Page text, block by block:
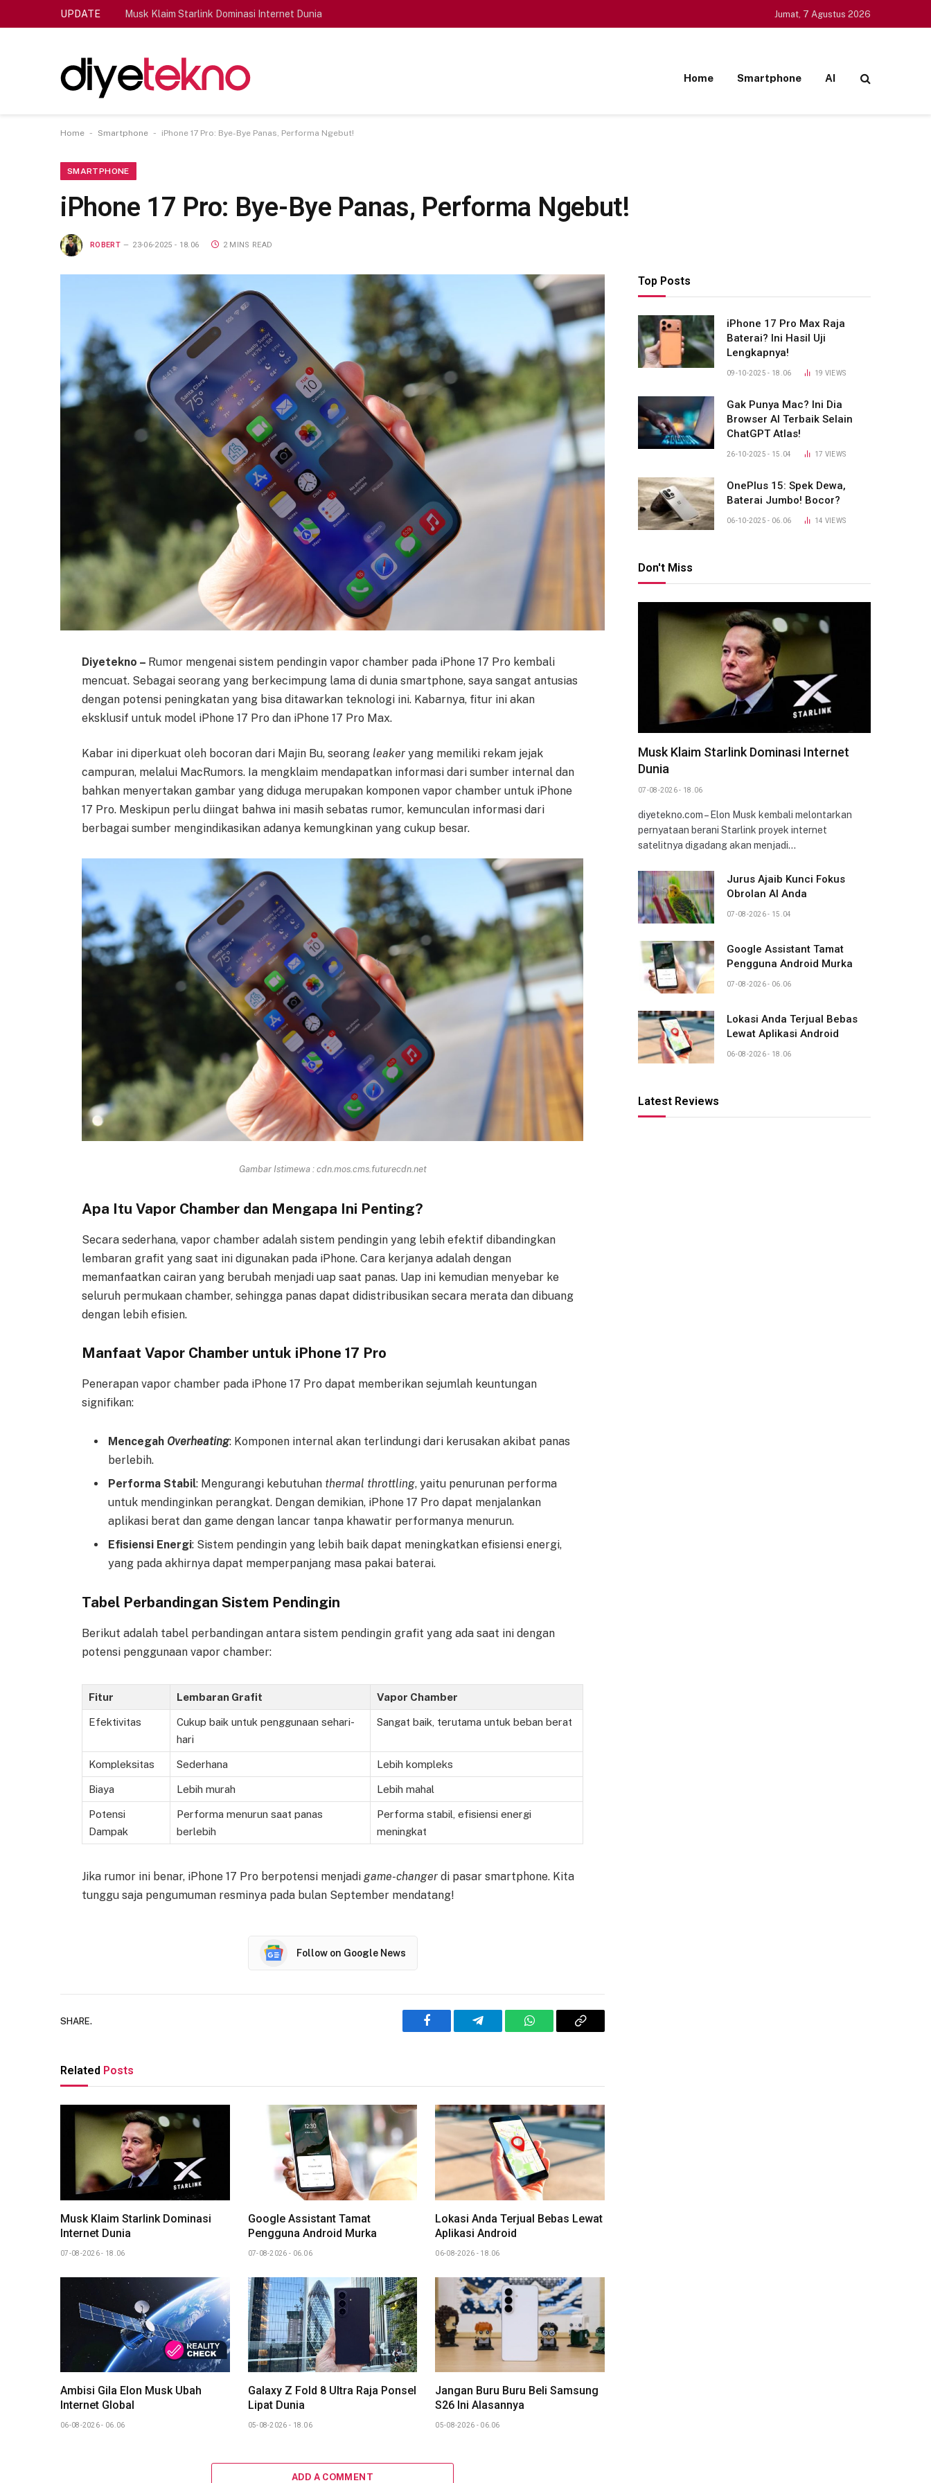
UPDATE Musk Klaim Starlink Dominasi Internet Dunia Jumat, 7 Agustus 2026
Home Smartphone AI
Home - Smartphone - iPhone 17 Pro: Bye-Bye Panas, Performa Ngebut!
SMARTPHONE
iPhone 17 Pro: Bye-Bye Panas, Performa Ngebut!
ROBERT 23-06-2025 - 18.06 2 MINS READ
Diyetekno – Rumor mengenai sistem pendingin vapor chamber pada iPhone 17 Pro kembali
mencuat. Sebagai seorang yang berkecimpung lama di dunia smartphone, saya sangat antusias
dengan potensi peningkatan yang bisa ditawarkan teknologi ini. Kabarnya, fitur ini akan
eksklusif untuk model iPhone 17 Pro dan iPhone 17 Pro Max.
Kabar ini diperkuat oleh bocoran dari Majin Bu, seorang leakeryang memiliki rekam jejak
campuran, melalui MacRumors. Ia mengklaim mendapatkan informasi dari sumber internal dan
bahkan menyertakan gambar yang diduga merupakan komponen vapor chamber untuk iPhone
17 Pro. Meskipun perlu diingat bahwa ini masih sebatas rumor, kemunculan informasi dari
berbagai sumber mengindikasikan adanya kemungkinan yang cukup besar.
Gambar Istimewa : cdn.mos.cms.futurecdn.net
Apa Itu Vapor Chamber dan Mengapa Ini Penting?
Secara sederhana, vapor chamber adalah sistem pendingin yang lebih efektif dibandingkan
lembaran grafit yang saat ini digunakan pada iPhone. Cara kerjanya adalah dengan
memanfaatkan cairan yang berubah menjadi uap saat panas. Uap ini kemudian menyebar ke
seluruh permukaan chamber, sehingga panas dapat didistribusikan secara merata dan dibuang
dengan lebih efisien.
Manfaat Vapor Chamber untuk iPhone 17 Pro
Penerapan vapor chamber pada iPhone 17 Pro dapat memberikan sejumlah keuntungan
signifikan:
Mencegah Overheating: Komponen internal akan terlindungi dari kerusakan akibat panas
berlebih.
Performa Stabil: Mengurangi kebutuhan thermal throttling, yaitu penurunan performa
untuk mendinginkan perangkat. Dengan demikian, iPhone 17 Pro dapat menjalankan
aplikasi berat dan game dengan lancar tanpa khawatir performanya menurun.
Efisiensi Energi: Sistem pendingin yang lebih baik dapat meningkatkan efisiensi energi,
yang pada akhirnya dapat memperpanjang masa pakai baterai.
Tabel Perbandingan Sistem Pendingin
Berikut adalah tabel perbandingan antara sistem pendingin grafit yang ada saat ini dengan
potensi penggunaan vapor chamber:
Fitur Lembaran Grafit Vapor Chamber
Efektivitas
Cukup baik untuk penggunaan sehari-
hari
Sangat baik, terutama untuk beban berat
Kompleksitas Sederhana Lebih kompleks
Biaya Lebih murah Lebih mahal
Potensi
Dampak
Performa menurun saat panas
berlebih
Performa stabil, efisiensi energi
meningkat
Jika rumor ini benar, iPhone 17 Pro berpotensi menjadi game-changerdi pasar smartphone. Kita
tunggu saja pengumuman resminya pada bulan September mendatang!
Follow on Google News
SHARE.
Facebook Telegram WhatsAppCopy
Related Posts
Musk Klaim Starlink Dominasi
Internet Dunia
07-08-2026 - 18.06
Google Assistant Tamat
Pengguna Android Murka
07-08-2026 - 06.06
Lokasi Anda Terjual Bebas Lewat
Aplikasi Android
06-08-2026 - 18.06
Ambisi Gila Elon Musk Ubah
Internet Global
06-08-2026 - 06.06
Galaxy Z Fold 8 Ultra Raja Ponsel
Lipat Dunia
05-08-2026 - 18.06
Jangan Buru Buru Beli Samsung
S26 Ini Alasannya
05-08-2026 - 06.06
ADD A COMMENT
Top Posts
iPhone 17 Pro Max Raja
Baterai? Ini Hasil Uji
Lengkapnya!
09-10-2025 - 18.06 19 VIEWS
Gak Punya Mac? Ini Dia
Browser AI Terbaik Selain
ChatGPT Atlas!
26-10-2025 - 15.04 17 VIEWS
OnePlus 15: Spek Dewa,
Baterai Jumbo! Bocor?
06-10-2025 - 06.06 14 VIEWS
Don't Miss
Musk Klaim Starlink Dominasi Internet
Dunia
07-08-2026 - 18.06
diyetekno.com – Elon Musk kembali melontarkan
pernyataan berani Starlink proyek internet
satelitnya digadang akan menjadi…
Jurus Ajaib Kunci Fokus
Obrolan AI Anda
07-08-2026 - 15.04
Google Assistant Tamat
Pengguna Android Murka
07-08-2026 - 06.06
Lokasi Anda Terjual Bebas
Lewat Aplikasi Android
06-08-2026 - 18.06
Latest Reviews